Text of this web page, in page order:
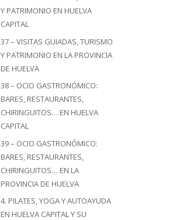
Y PATRIMONIO EN HUELVA
CAPITAL
37 – VISITAS GUIADAS, TURISMO
Y PATRIMONIO EN LA PROVINCIA
DE HUELVA
38 – OCIO GASTRONÓMICO:
BARES, RESTAURANTES,
CHIRINGUITOS… EN HUELVA
CAPITAL
39 – OCIO GASTRONÓMICO:
BARES, RESTAURANTES,
CHIRINGUITOS… EN LA
PROVINCIA DE HUELVA
4. PILATES, YOGA Y AUTOAYUDA
EN HUELVA CAPITAL Y SU